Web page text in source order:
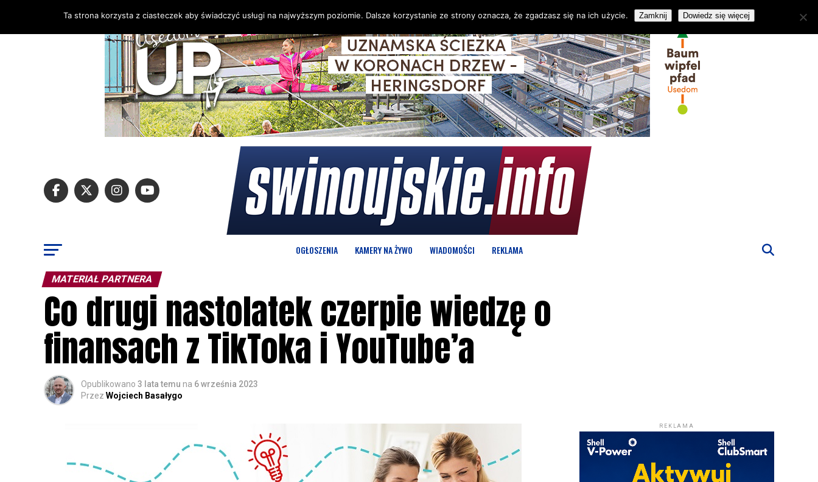
OGŁOSZENIA KAMERY NA ŻYWO WIADOMOŚCI REKLAMA
MATERIAŁ PARTNERA
Co drugi nastolatek czerpie wiedzę o
finansach z TikToka i YouTube’a
Opublikowano 3 lata temu na 6 września 2023
Przez Wojciech Basałygo
REKLAMA
Ta strona korzysta z ciasteczek aby świadczyć usługi na najwyższym poziomie. Dalsze korzystanie ze strony oznacza, że zgadzasz się na ich użycie. Zamknij Dowiedz się więcej